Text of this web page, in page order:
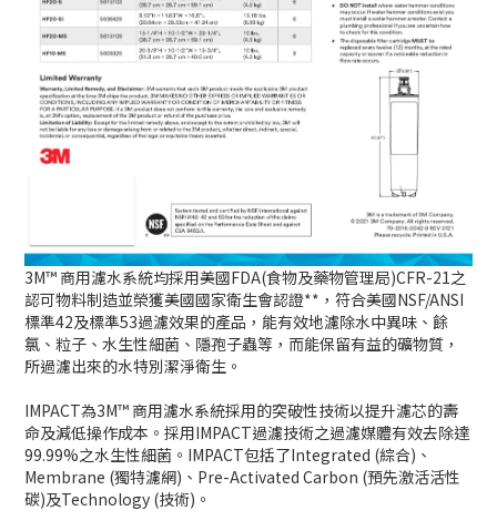
3M™ 商用濾水系統均採用美國FDA(食物及藥物管理局)CFR-21之
認可物料制造並榮獲美國國家衛生會認證**，符合美國NSF/ANSI
標準42及標準53過濾效果的產品，能有效地濾除水中異味、餘
氯、粒子、水生性細菌、隱孢子蟲等，而能保留有益的礦物質，
所過濾出來的水特別潔淨衛生。
IMPACT為3M™ 商用濾水系統採用的突破性技術以提升濾芯的壽
命及減低操作成本。採用IMPACT過濾技術之過濾媒體有效去除達
99.99%之水生性細菌。IMPACT包括了Integrated (綜合)、
Membrane (獨特濾網)、Pre-Activated Carbon (預先激活活性
碳)及Technology (技術)。